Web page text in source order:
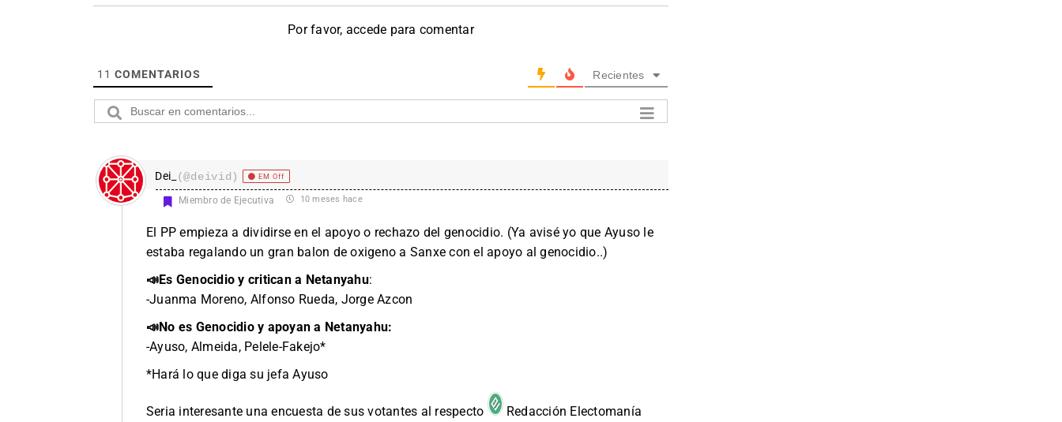
Por favor, accede para comentar
11 COMENTARIOS Recientes
Dei_ (@deivid) EM Off
Miembro de Ejecutiva 10 meses hace
El PP empieza a dividirse en el apoyo o rechazo del genocidio. (Ya avisé yo que Ayuso le
estaba regalando un gran balon de oxigeno a Sanxe con el apoyo al genocidio..)
📣Es Genocidio y critican a Netanyahu:
-Juanma Moreno, Alfonso Rueda, Jorge Azcon
📣No es Genocidio y apoyan a Netanyahu:
-Ayuso, Almeida, Pelele-Fakejo*
*Hará lo que diga su jefa Ayuso
Seria interesante una encuesta de sus votantes al respecto Redacción Electomanía